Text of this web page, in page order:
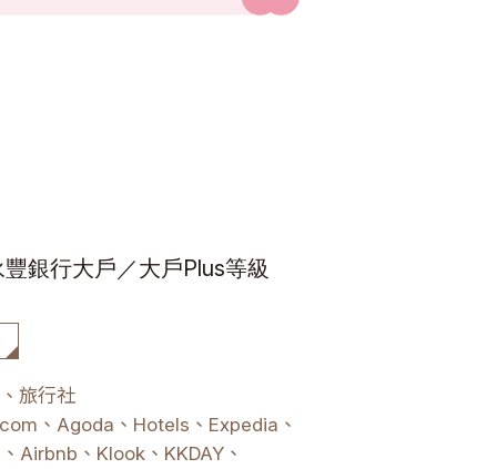
銀行大戶／大戶Plus等級
旅行社
、Agoda、Hotels、Expedia、
Airbnb、Klook、KKDAY、